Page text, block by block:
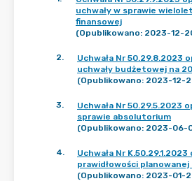
uchwały w sprawie
finansowej
(Opublikowano: 2023-12-
2.
Uchwała Nr 50.29.8.2023
uchwały budżetowej na
(Opublikowano: 2023-12-
3.
Uchwała Nr 50.29.5.2023
sprawie absolutorium
(Opublikowano: 2023-06-
4.
Uchwała Nr K.50.29.1.2023
prawidłowości planowanej
(Opublikowano: 2023-01-